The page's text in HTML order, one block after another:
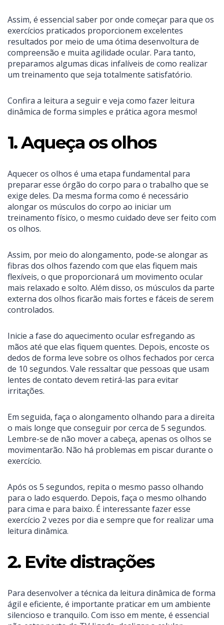
Assim, é essencial saber por onde começar para que os
exercícios praticados proporcionem excelentes
resultados por meio de uma ótima desenvoltura de
compreensão e muita agilidade ocular. Para tanto,
preparamos algumas dicas infalíveis de como realizar
um treinamento que seja totalmente satisfatório.
Confira a leitura a seguir e veja como fazer leitura
dinâmica de forma simples e prática agora mesmo!
1. Aqueça os olhos
Aquecer os olhos é uma etapa fundamental para
preparar esse órgão do corpo para o trabalho que se
exige deles. Da mesma forma como é necessário
alongar os músculos do corpo ao iniciar um
treinamento físico, o mesmo cuidado deve ser feito com
os olhos.
Assim, por meio do alongamento, pode-se alongar as
fibras dos olhos fazendo com que elas fiquem mais
flexíveis, o que proporcionará um movimento ocular
mais relaxado e solto. Além disso, os músculos da parte
externa dos olhos ficarão mais fortes e fáceis de serem
controlados.
Inicie a fase do aquecimento ocular esfregando as
mãos até que elas fiquem quentes. Depois, encoste os
dedos de forma leve sobre os olhos fechados por cerca
de 10 segundos. Vale ressaltar que pessoas que usam
lentes de contato devem retirá-las para evitar
irritações.
Em seguida, faça o alongamento olhando para a direita
o mais longe que conseguir por cerca de 5 segundos.
Lembre-se de não mover a cabeça, apenas os olhos se
movimentarão. Não há problemas em piscar durante o
exercício.
Após os 5 segundos, repita o mesmo passo olhando
para o lado esquerdo. Depois, faça o mesmo olhando
para cima e para baixo. É interessante fazer esse
exercício 2 vezes por dia e sempre que for realizar uma
leitura dinâmica.
2. Evite distrações
Para desenvolver a técnica da leitura dinâmica de forma
ágil e eficiente, é importante praticar em um ambiente
silencioso e tranquilo. Com isso em mente, é essencial